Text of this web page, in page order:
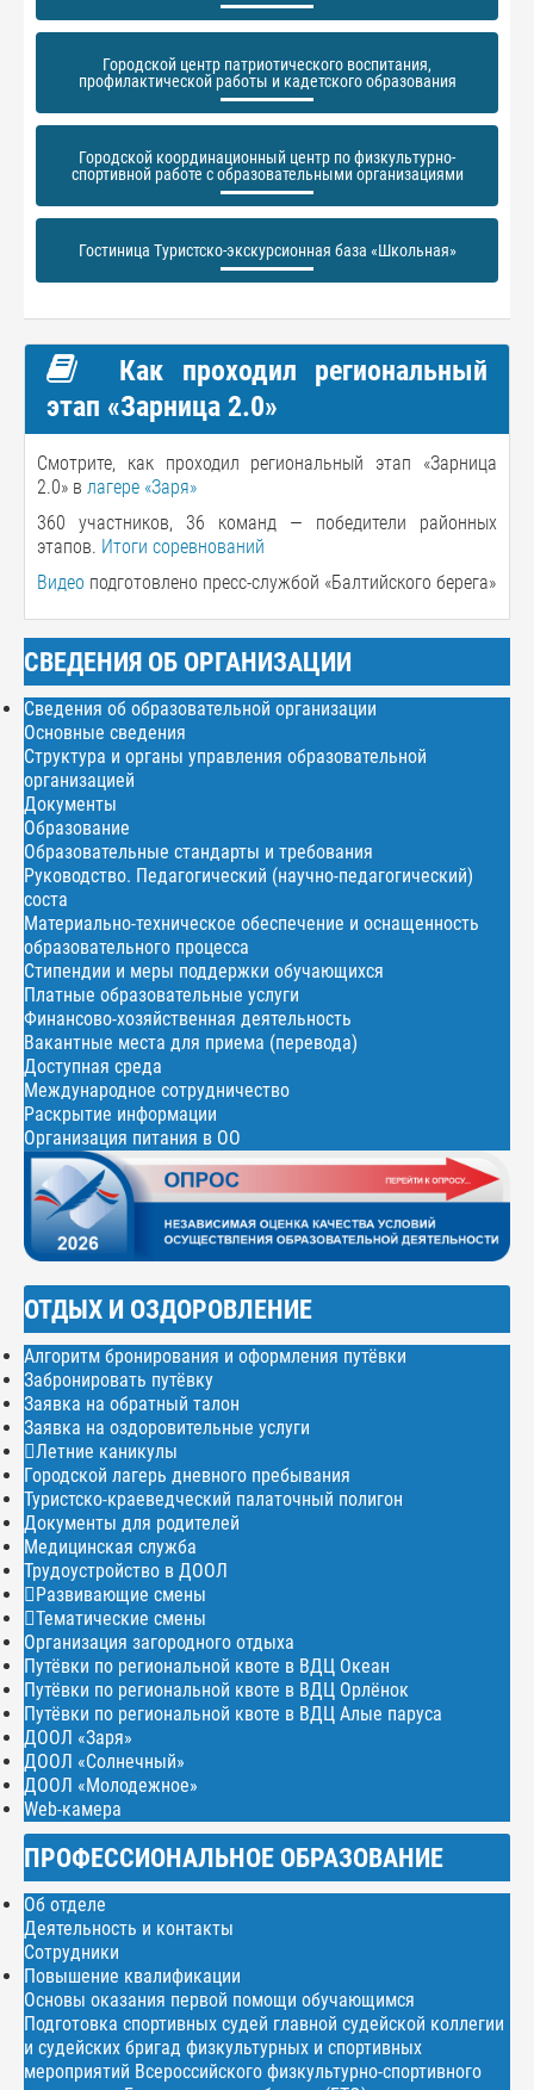
Городской центр патриотического воспитания,
профилактической работы и кадетского образования
Городской координационный центр по физкультурно-
спортивной работе с образовательными организациями
Гостиница Туристско-экскурсионная база «Школьная»
Как проходил региональный
этап «Зарница 2.0»
Смотрите, как проходил региональный этап «Зарница
2.0» в лагере «Заря»
360 участников, 36 команд — победители районных
этапов. Итоги соревнований
Видео подготовлено пресс-службой «Балтийского берега»
СВЕДЕНИЯ ОБ ОРГАНИЗАЦИИ
Сведения об образовательной организации
Основные сведения
Структура и органы управления образовательной
организацией
Документы
Образование
Образовательные стандарты и требования
Руководство. Педагогический (научно-педагогический)
соста
Материально-техническое обеспечение и оснащенность
образовательного процесса
Стипендии и меры поддержки обучающихся
Платные образовательные услуги
Финансово-хозяйственная деятельность
Вакантные места для приема (перевода)
Доступная среда
Международное сотрудничество
Раскрытие информации
Организация питания в ОО
ОТДЫХ И ОЗДОРОВЛЕНИЕ
Алгоритм бронирования и оформления путёвки
Забронировать путёвку
Заявка на обратный талон
Заявка на оздоровительные услуги
Летние каникулы
Городской лагерь дневного пребывания
Туристско-краеведческий палаточный полигон
Документы для родителей
Медицинская служба
Трудоустройство в ДООЛ
Развивающие смены
Тематические смены
Организация загородного отдыха
Путёвки по региональной квоте в ВДЦ Океан
Путёвки по региональной квоте в ВДЦ Орлёнок
Путёвки по региональной квоте в ВДЦ Алые паруса
ДООЛ «Заря»
ДООЛ «Солнечный»
ДООЛ «Молодежное»
Web-камера
ПРОФЕССИОНАЛЬНОЕ ОБРАЗОВАНИЕ
Об отделе
Деятельность и контакты
Сотрудники
Повышение квалификации
Основы оказания первой помощи обучающимся
Подготовка спортивных судей главной судейской коллегии
и судейских бригад физкультурных и спортивных
мероприятий Всероссийского физкультурно-спортивного